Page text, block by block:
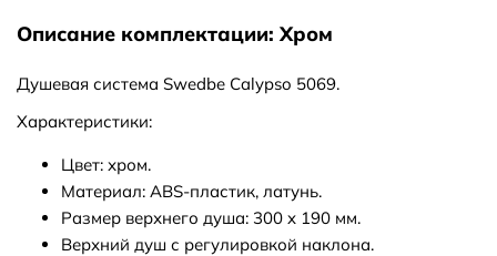
Описание комплектации: Хром
Душевая система Swedbe Calypso 5069.
Характеристики:
Цвет: хром.
Материал: АВS-пластик, латунь.
Размер верхнего душа: 300 x 190 мм.
Верхний душ с регулировкой наклона.